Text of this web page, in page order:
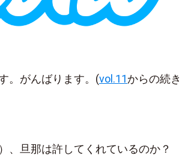
。がんばります。(vol.11からの続
、旦那は許してくれているのか？